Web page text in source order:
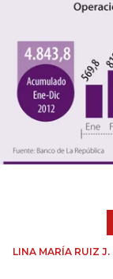
LINA MARÍA RUIZ J.